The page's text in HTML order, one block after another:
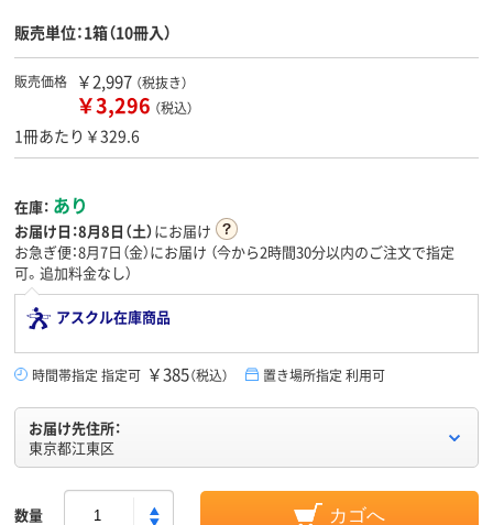
販売単位：1箱（10冊入）
販売価格 ￥2,997 （税抜き）
￥3,296 （税込）
1冊あたり￥329.6
在庫： あり
お届け日：8月8日（土）にお届け
お急ぎ便：8月7日（金）にお届け （今から2時間30分以内のご注文で指定
可。追加料金なし）
アスクル在庫商品
時間帯指定 指定可 ￥385（税込） 置き場所指定 利用可
お届け先住所：
東京都江東区
数量 カゴへ